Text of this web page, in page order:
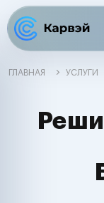
ГЛАВНАЯ УСЛУГИ